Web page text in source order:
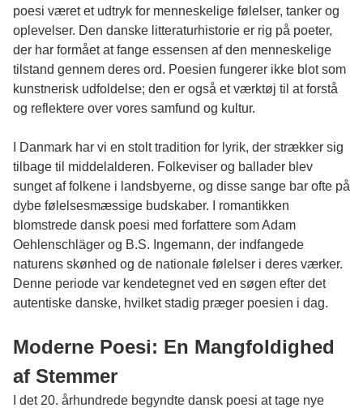
poesi været et udtryk for menneskelige følelser, tanker og
oplevelser. Den danske litteraturhistorie er rig på poeter,
der har formået at fange essensen af den menneskelige
tilstand gennem deres ord. Poesien fungerer ikke blot som
kunstnerisk udfoldelse; den er også et værktøj til at forstå
og reflektere over vores samfund og kultur.
I Danmark har vi en stolt tradition for lyrik, der strækker sig
tilbage til middelalderen. Folkeviser og ballader blev
sunget af folkene i landsbyerne, og disse sange bar ofte på
dybe følelsesmæssige budskaber. I romantikken
blomstrede dansk poesi med forfattere som Adam
Oehlenschläger og B.S. Ingemann, der indfangede
naturens skønhed og de nationale følelser i deres værker.
Denne periode var kendetegnet ved en søgen efter det
autentiske danske, hvilket stadig præger poesien i dag.
Moderne Poesi: En Mangfoldighed
af Stemmer
I det 20. århundrede begyndte dansk poesi at tage nye